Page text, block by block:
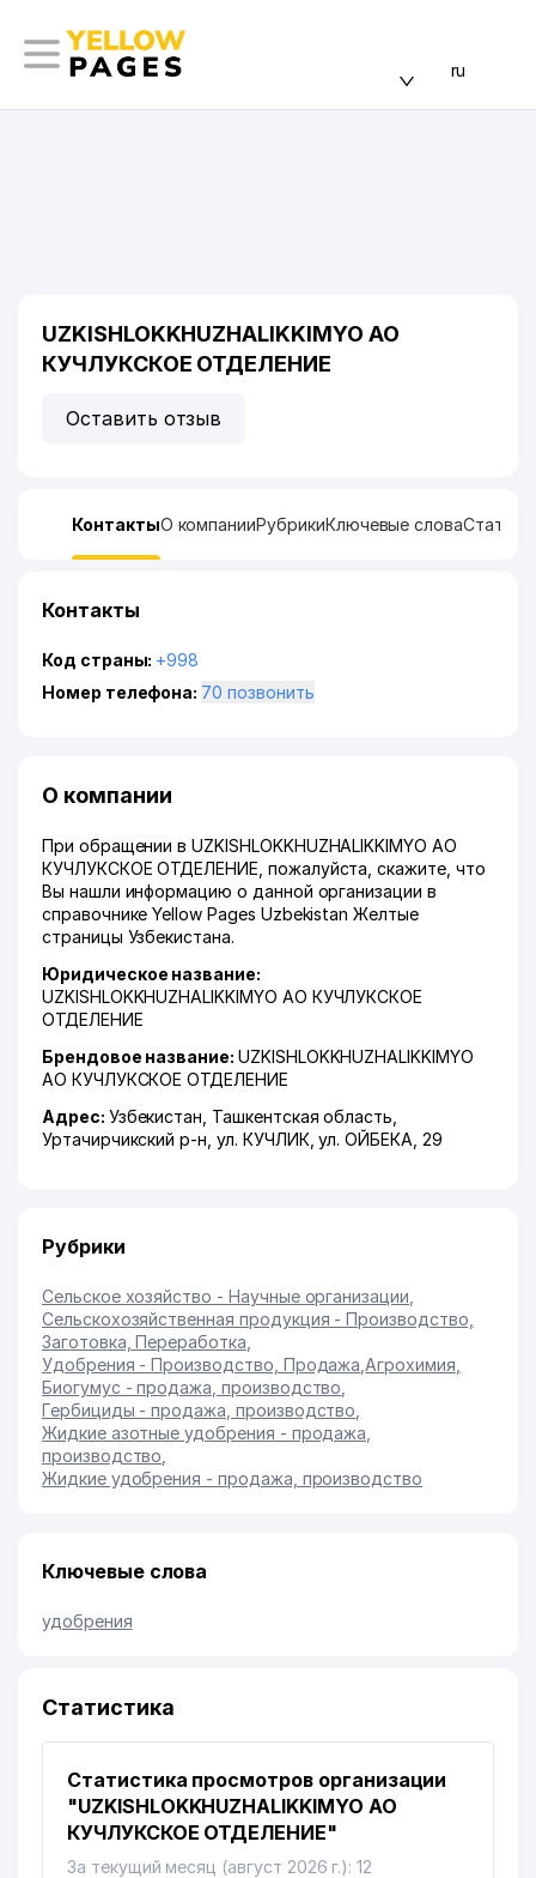
ru
UZKISHLOKKHUZHALIKKIMYO АО
КУЧЛУКСКОЕ ОТДЕЛЕНИЕ
Оставить отзыв
КонтактыО компанииРубрикиКлючевые слова
Контакты
Код страны: +998
Номер телефона:
70 позвонить
О компании
При обращении в UZKISHLOKKHUZHALIKKIMYO АО
КУЧЛУКСКОЕ ОТДЕЛЕНИЕ, пожалуйста, скажите, что
Вы нашли информацию о данной организации в
справочнике Yellow Pages Uzbekistan Желтые
страницы Узбекистана.
Юридическое название:
UZKISHLOKKHUZHALIKKIMYO АО КУЧЛУКСКОЕ
ОТДЕЛЕНИЕ
Брендовое название: UZKISHLOKKHUZHALIKKIMYO
АО КУЧЛУКСКОЕ ОТДЕЛЕНИЕ
Адрес: Узбекистан, Ташкентская область
Уртачирчикский р-н ,ул. КУЧЛИК , ул. ОЙБЕКА, 29
Рубрики
Сельское хозяйство - Научные организации
Сельскохозяйственная продукция - Производство,
Заготовка, Переработка
Удобрения - Производство, Продажа Агрохимия
Биогумус - продажа, производство
Гербициды - продажа, производство
Жидкие азотные удобрения - продажа,
производство
Жидкие удобрения - продажа, производство
Ключевые слова
удобрения
Статистика
Статистика просмотров организации
"UZKISHLOKKHUZHALIKKIMYO АО
КУЧЛУКСКОЕ ОТДЕЛЕНИЕ"
За текущий месяц (август 2026 г.): 12